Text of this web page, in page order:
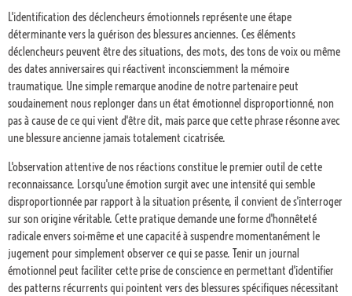
L'identification des déclencheurs émotionnels représente une étape
déterminante vers la guérison des blessures anciennes. Ces éléments
déclencheurs peuvent être des situations, des mots, des tons de voix ou même
des dates anniversaires qui réactivent inconsciemment la mémoire
traumatique. Une simple remarque anodine de notre partenaire peut
soudainement nous replonger dans un état émotionnel disproportionné, non
pas à cause de ce qui vient d'être dit, mais parce que cette phrase résonne avec
une blessure ancienne jamais totalement cicatrisée.
L'observation attentive de nos réactions constitue le premier outil de cette
reconnaissance. Lorsqu'une émotion surgit avec une intensité qui semble
disproportionnée par rapport à la situation présente, il convient de s'interroger
sur son origine véritable. Cette pratique demande une forme d'honnêteté
radicale envers soi-même et une capacité à suspendre momentanément le
jugement pour simplement observer ce qui se passe. Tenir un journal
émotionnel peut faciliter cette prise de conscience en permettant d'identifier
des patterns récurrents qui pointent vers des blessures spécifiques nécessitant